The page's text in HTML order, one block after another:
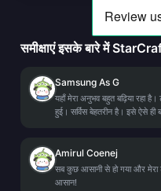
समीक्षाएं इसके बारे में
Samsung As G
यहाँ मेरा अनुभव बहुत बढ़िया रहा
हुई। सर्विस बेहतरीन है। इसे ऐसे ही
Amirul Coenej
सब कुछ आसानी से हो गया और
आसान!